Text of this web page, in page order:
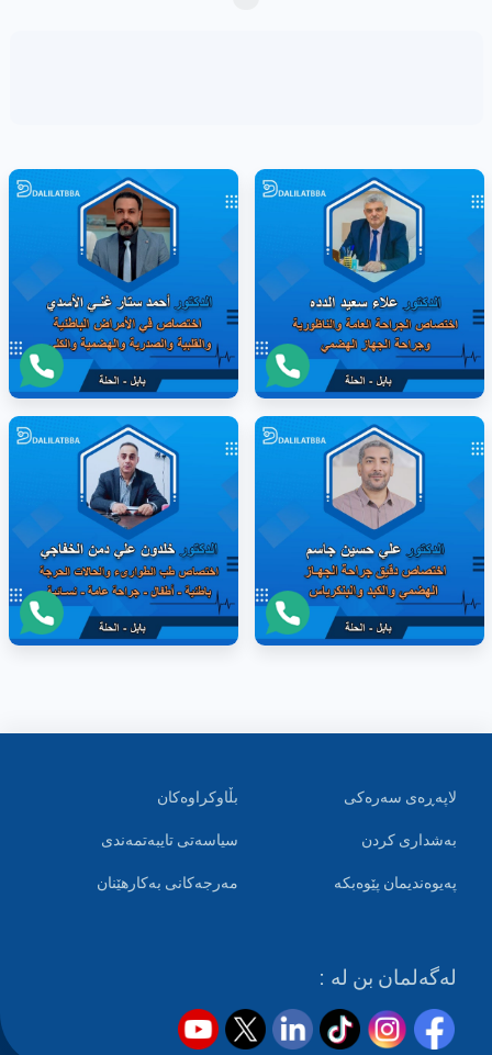
لاپەڕەی سەرەکی
بەشداری کردن
پەیوەندیمان پێوەبکە
بڵاوکراوەکان
سیاسەتی تایبەتمەندی
مەرجەکانی بەکارهێنان
لەگەلمان بن لە :